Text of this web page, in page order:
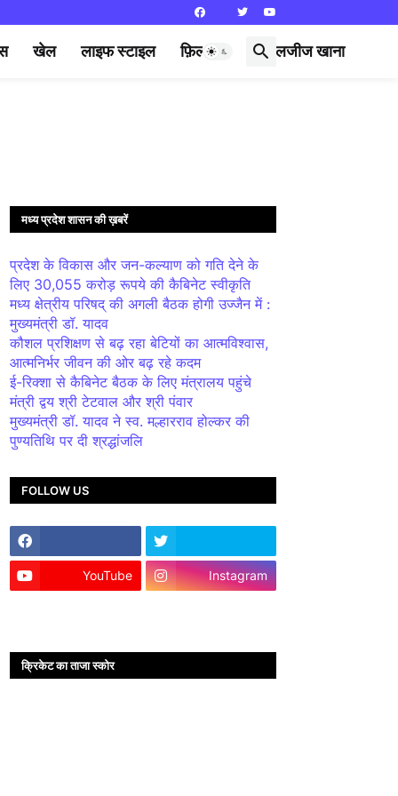
खेल लाइफ स्टाइल फ़िल्मी दुनिया लजीज खाना
मध्य प्रदेश शासन की ख़बरें
प्रदेश के विकास और जन-कल्याण को गति देने के
लिए 30,055 करोड़ रूपये की कैबिनेट स्वीकृति
मध्य क्षेत्रीय परिषद् की अगली बैठक होगी उज्जैन में :
मुख्यमंत्री डॉ. यादव
कौशल प्रशिक्षण से बढ़ रहा बेटियों का आत्मविश्वास,
आत्मनिर्भर जीवन की ओर बढ़ रहे कदम
ई-रिक्शा से कैबिनेट बैठक के लिए मंत्रालय पहुंचे
मंत्री द्वय श्री टेटवाल और श्री पंवार
मुख्यमंत्री डॉ. यादव ने स्व. मल्हारराव होल्कर की
पुण्यतिथि पर दी श्रद्धांजलि
FOLLOW US
YouTube Instagram
क्रिकेट का ताजा स्कोर